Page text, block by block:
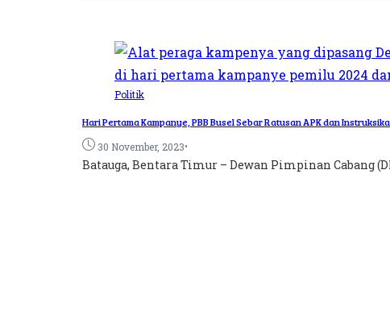
Politik
Hari Pertama Kampanye, PBB Busel Sebar Ratusan APK dan
30 November, 2023•
Batauga, Bentara Timur – Dewan Pimpinan Cabang